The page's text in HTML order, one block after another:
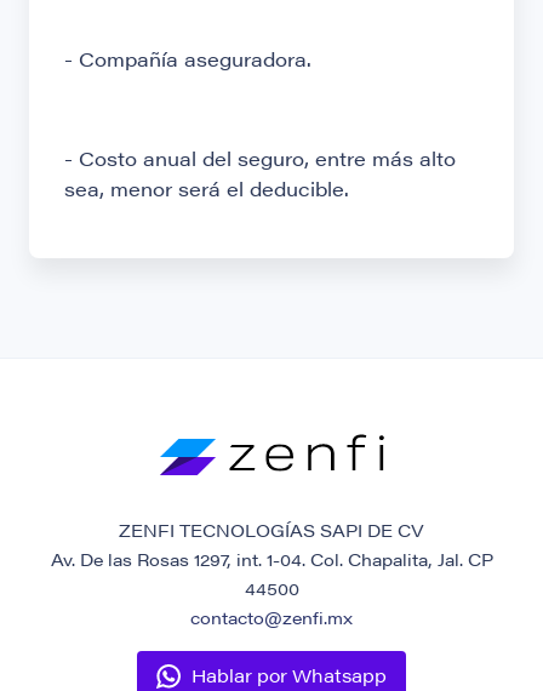
- Compañía aseguradora.
- Costo anual del seguro, entre más alto
sea, menor será el deducible.
ZENFI TECNOLOGÍAS SAPI DE CV
Av. De las Rosas 1297, int. 1-04. Col. Chapalita, Jal. CP
44500
contacto@zenfi.mx
Hablar por Whatsapp